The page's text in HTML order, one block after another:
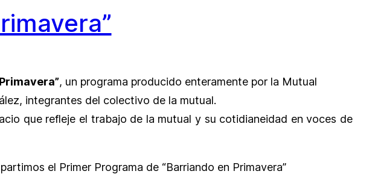
, un programa producido enteramente por la Mutual
integrantes del colectivo de la mutual.
que refleje el trabajo de la mutual y su cotidianeidad en voces de
el Primer Programa de “Barriando en Primavera”